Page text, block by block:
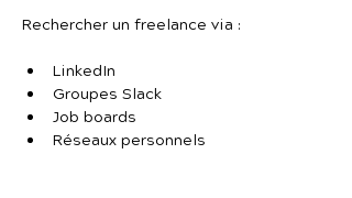
Rechercher un freelance via :
LinkedIn
Groupes Slack
Job boards
Réseaux personnels